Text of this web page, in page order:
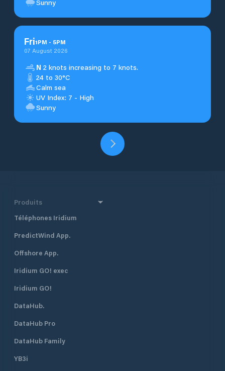
Sunny
Fri1PM - 5PM
07 August 2026
N 2 knots increasing to 7 knots.
24 to 30°C
Calm sea
UV Index: 7 - High
Sunny
Produits
Téléphones Iridium
PredictWind App.
Offshore App.
Iridium GO! exec
Iridium GO!
DataHub.
DataHub Pro
DataHub Family
YB3i